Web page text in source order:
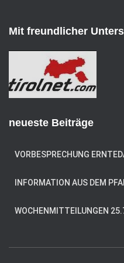
d
e
s
e
Mit freundlicher
neueste Beiträge
VORBESPRECHUNG
INFORMATION AUS DEM
WOCHENMITTEILUNGEN